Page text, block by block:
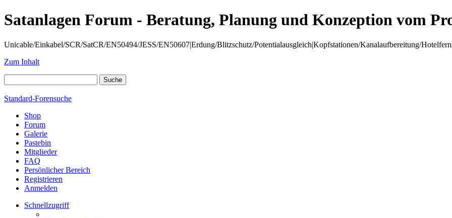
Satanlagen Forum - Beratung, Planung und Konzeption vom
Unicable/Einkabel/SCR/SatCR/EN50494/JESS/EN50607|Erdung/Blitzschutz/Potentialausgleich|Kopfstationen/Kanalaufbereitung/
Zum Inhalt
Standard-Forensuche
Shop
Forum
Galerie
Pastebin
Mitglieder
FAQ
Persönlicher Bereich
Registrieren
Anmelden
Schnellzugriff